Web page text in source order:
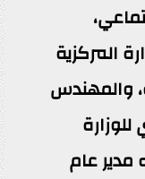
المركزية
والمهندس
مدير عام